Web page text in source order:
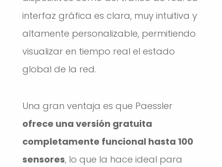
interfaz gráfica es clara, muy intuitiva y
altamente personalizable, permitiendo
visualizar en tiempo real el estado
global de la red.
Una gran ventaja es que Paessler
ofrece una versión gratuita
completamente funcional hasta 100
sensores, lo que la hace ideal para